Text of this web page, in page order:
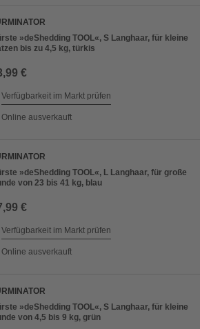
»deShedding TOOL«, S Langhaar, für kleine
bis zu 4,5 kg, türkis
€
Verfügbarkeit im Markt prüfen
Online ausverkauft
»deShedding TOOL«, L Langhaar, für große
von 23 bis 41 kg, blau
€
Verfügbarkeit im Markt prüfen
Online ausverkauft
»deShedding TOOL«, S Langhaar, für kleine
von 4,5 bis 9 kg, grün